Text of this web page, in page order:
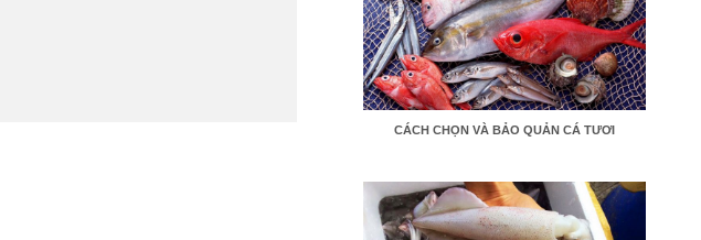
CÁCH CHỌN VÀ BẢO QUẢN CÁ TƯƠI